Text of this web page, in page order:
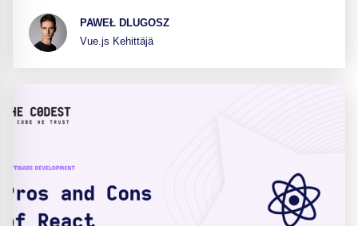
PAWEŁ DLUGOSZ
Vue.js Kehittäjä